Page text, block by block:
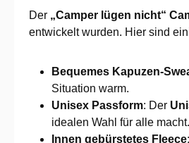
Der „Camper lügen nicht“
entwickelt wurden. Hier sind
Bequemes Kapuzen-
Situation warm.
Unisex Passform: Der
idealen Wahl für alle macht.
Innen gebürstetes Fleece